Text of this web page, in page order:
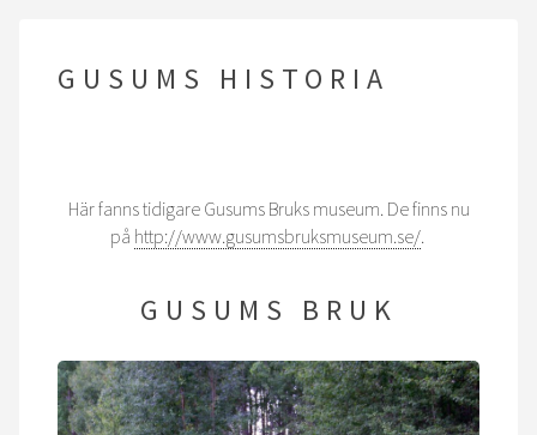
GUSUMS HISTORIA
Här fanns tidigare Gusums Bruks museum. De finns nu
på http://www.gusumsbruksmuseum.se/.
GUSUMS BRUK